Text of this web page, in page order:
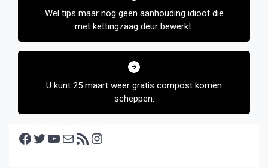
Wel tips maar nog geen aanhouding idioot die
met kettingzaag deur bewerkt.
U kunt 25 maart weer gratis compost komen
scheppen.
Facebook Twitter YouTube E-mail RSS feed